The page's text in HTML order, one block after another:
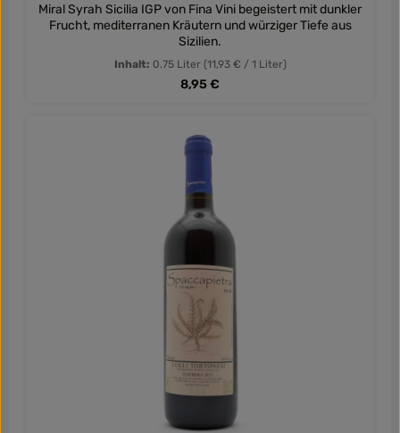
Miral Syrah Sicilia IGP von Fina Vini begeistert mit dunkler
Frucht, mediterranen Kräutern und würziger Tiefe aus
Sizilien.
Inhalt: 0.75 Liter (11,93 € / 1 Liter)
Regulärer Preis:
8,95 €